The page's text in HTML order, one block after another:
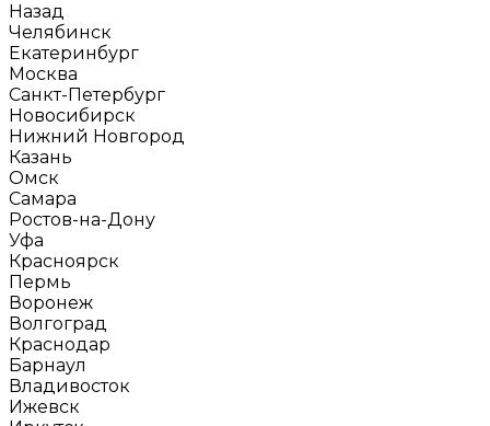
Назад
Челябинск
Екатеринбург
Москва
Санкт-Петербург
Новосибирск
Нижний Новгород
Казань
Омск
Самара
Ростов-на-Дону
Уфа
Красноярск
Пермь
Воронеж
Волгоград
Краснодар
Барнаул
Владивосток
Ижевск